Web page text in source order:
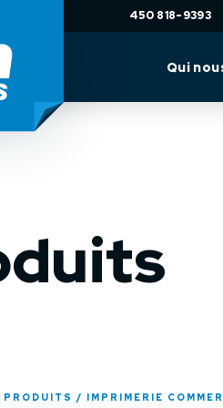
450 818-9393
Qui
PRODUITS IMPRIMERIE